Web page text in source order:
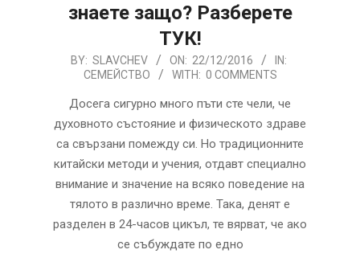
знаете защо? Разберете
ТУК!
2016-BY: SLAVCHEV ON: 22/12/2016
IN:
СЕМЕЙСТВО
WITH: 0 COMMENTS
Досега сигурно много пъти сте чели, че
духовното състояние и физическото здраве
са свързани помежду си. Но традиционните
китайски методи и учения, отдавт специално
внимание и значение на всяко поведение на
тялото в различно време. Така, денят е
разделен в 24-часов цикъл, те вярват, че ако
се събуждате по едно